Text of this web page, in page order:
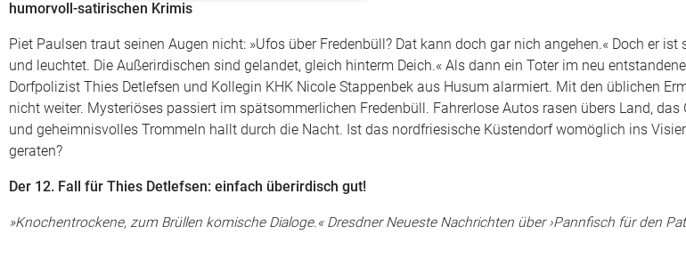
humorvoll-satirischen Krimis
Piet Paulsen traut seinen Augen nicht: »Ufos über Fredenbüll? Dat kann doch gar nich angehen.« Doch er ist
und leuchtet. Die Außerirdischen sind gelandet, gleich hinterm Deich.« Als dann ein Toter im neu
Dorfpolizist Thies Detlefsen und Kollegin KHK Nicole Stappenbek aus Husum alarmiert. Mit den üblichen
nicht weiter. Mysteriöses passiert im spätsommerlichen Fredenbüll. Fahrerlose Autos rasen übers Land, das
und geheimnisvolles Trommeln hallt durch die Nacht. Ist das nordfriesische Küstendorf womöglich ins
geraten?
Der 12. Fall für Thies Detlefsen: einfach überirdisch gut!
»Knochentrockene, zum Brüllen komische Dialoge.« Dresdner Neueste Nachrichten über ›Pannfisch für den